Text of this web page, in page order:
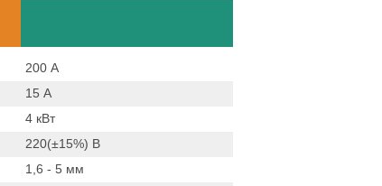
200 А
15 А
4 кВт
220(±15%) B
1,6 - 5 мм